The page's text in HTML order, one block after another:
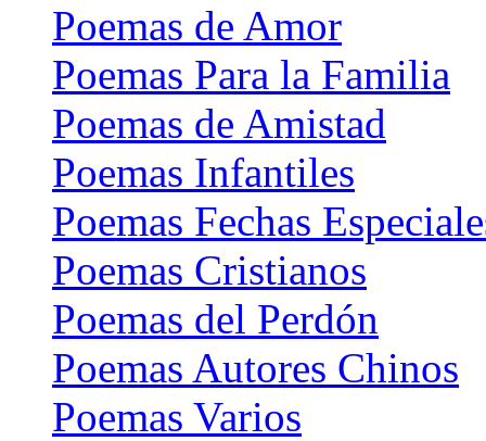
Poemas de Amor
Poemas Para la Familia
Poemas de Amistad
Poemas Infantiles
Poemas Fechas
Poemas Cristianos
Poemas del Perdón
Poemas Autores Chinos
Poemas Varios